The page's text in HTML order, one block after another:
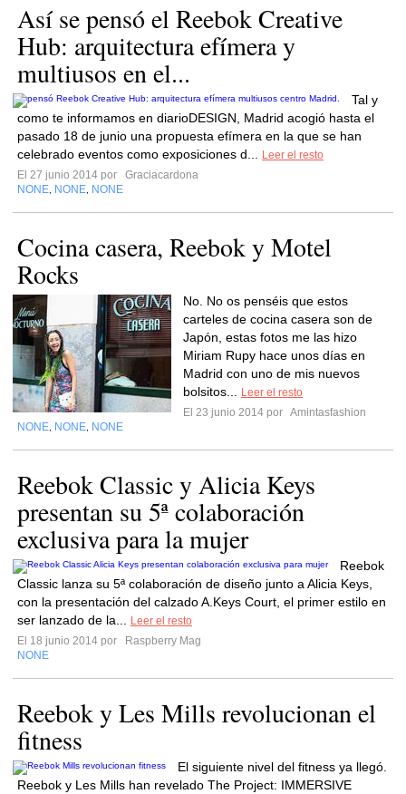
Así se pensó el Reebok Creative
Hub: arquitectura efímera y
multiusos en el...
Tal y
como te informamos en diarioDESIGN, Madrid acogió hasta el
pasado 18 de junio una propuesta efímera en la que se han
celebrado eventos como exposiciones d...
Leer el resto
El 27 junio 2014 por
Graciacardona
NONE NONE NONE
Cocina casera, Reebok y Motel
Rocks
No. No os penséis que estos
carteles de cocina casera son de
Japón, estas fotos me las hizo
Miriam Rupy hace unos días en
Madrid con uno de mis nuevos
bolsitos...
Leer el resto
El 23 junio 2014 por Amintasfashion
NONE NONE NONE
Reebok Classic y Alicia Keys
presentan su 5ª colaboración
exclusiva para la mujer
Reebok
Classic lanza su 5ª colaboración de diseño junto a Alicia Keys,
con la presentación del calzado A.Keys Court, el primer estilo en
ser lanzado de la...
Leer el resto
El 18 junio 2014 por
Raspberry Mag
NONE
Reebok y Les Mills revolucionan el
fitness
El siguiente nivel del fitness ya llegó.
Reebok y Les Mills han revelado The Project: IMMERSIVE